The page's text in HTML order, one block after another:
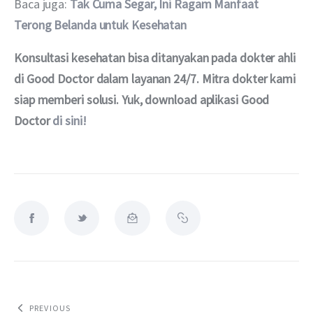
Baca juga: Tak Cuma Segar, Ini Ragam Manfaat
Terong Belanda untuk Kesehatan
Konsultasi kesehatan bisa ditanyakan pada dokter ahli
di Good Doctor dalam layanan 24/7. Mitra dokter kami
siap memberi solusi. Yuk, download aplikasi Good
Doctor di sini!
PREVIOUS